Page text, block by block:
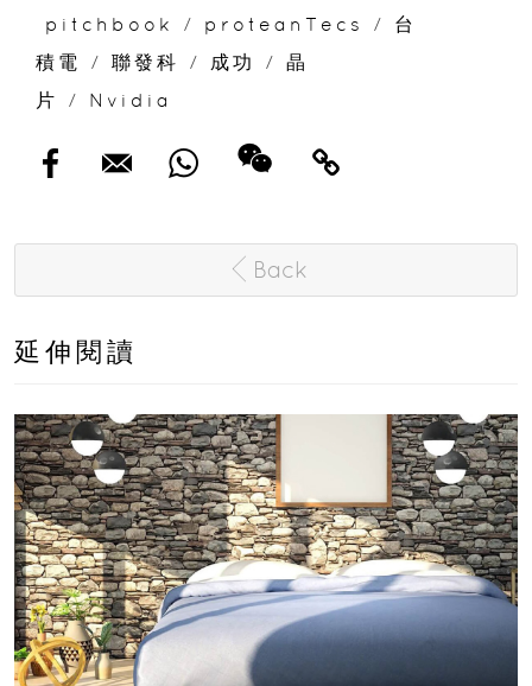
pitchbook
/ proteanTecs /
台
積電
/ 聯發科 / 成功 /
晶
片
/ Nvidia
Back
延伸閱讀